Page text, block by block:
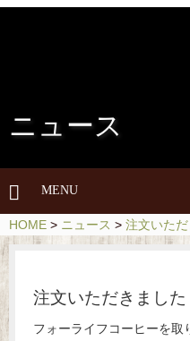
ニュース
メ
ニ
ュ
閉
MENU
HOME > ニュース > 注文いた
注文いただきました
フォーライフコーヒーを取